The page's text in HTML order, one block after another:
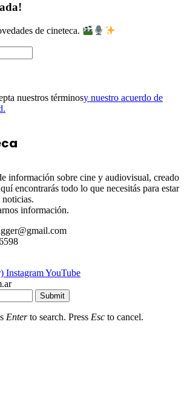
de cineteca.
nuestros términosy nuestro acuerdo de
información sobre cine y audiovisual, creado
encontrarás todo lo que necesitás para estar
información.
InstagramYouTube
Submit
Enterto search. Press Esc to cancel.